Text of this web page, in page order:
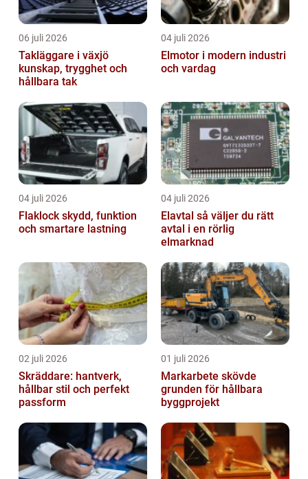
06 juli 2026
Takläggare i växjö
kunskap, trygghet och
hållbara tak
04 juli 2026
Elmotor i modern industri
och vardag
04 juli 2026
Flaklock skydd, funktion
och smartare lastning
04 juli 2026
Elavtal så väljer du rätt
avtal i en rörlig
elmarknad
02 juli 2026
Skräddare: hantverk,
hållbar stil och perfekt
passform
01 juli 2026
Markarbete skövde
grunden för hållbara
byggprojekt